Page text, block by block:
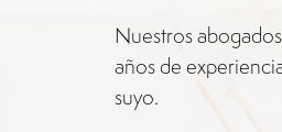
Nuestros
años de
suyo.